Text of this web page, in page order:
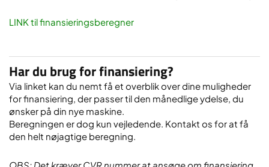
LINK til finansieringsberegner
Har du brug for finansiering?
Via linket kan du nemt få et overblik over dine muligheder
for finansiering, der passer til den månedlige ydelse, du
ønsker på din nye maskine.
Beregningen er dog kun vejledende. Kontakt os for at få
den helt nøjagtige beregning.
OBS: Det kræver CVR nummer at ansøge om finansiering.